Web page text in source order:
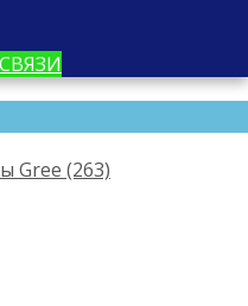
Gree (263)